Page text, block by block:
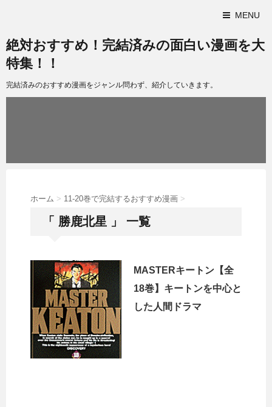
MENU
絶対おすすめ！完結済みの面白い漫画を大
特集！！
完結済みのおすすめ漫画をジャンル問わず、紹介していきます。
ホーム > 11-20巻で完結するおすすめ漫画 >
「 勝鹿北星 」 一覧
MASTERキートン【全
18巻】キートンを中心と
した人間ドラマ